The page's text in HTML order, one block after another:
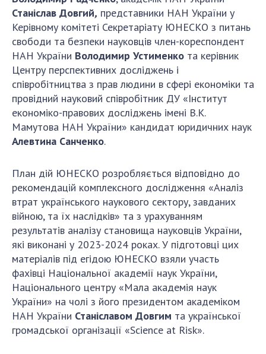
Відкрита наука в НАН України
Підготовка наукових кадрів
Робота з молоддю
МІЖНАРОДНЕ СПІВРОБІТНИЦТВО
Членство в міжнародних організаціях
Міжнародні угоди
Міжнародні програми та конкурси
ДОКУМЕНТИ
Нормативні акти НАН України
Державний бюджет НАН України
Вибори до складу НАН України
Бланки документів
НОВИНИ
ЗАСІДАННЯ ПРЕЗИДІЇ НАН УКРАЇНИ
НАУКОВІ ВИДАННЯ
Станіслав Довгий, представники НАН України у
Керівному комітеті Секретаріату ЮНЕСКО з питань
свободи та безпеки науковців член-кореспондент
НАН України Володимир Устименко та керівник
Центру перспективних досліджень і
співробітництва з прав людини в сфері економіки та
провідний науковий співробітник ДУ «Інститут
економіко-правових досліджень імені В.К.
Мамутова НАН України» кандидат юридичних наук
Алевтина Санченко.
План дій ЮНЕСКО розробляється відповідно до
рекомендацій комплексного дослідження «Аналіз
втрат українського наукового сектору, завданих
війною, та їх наслідків» та з урахуванням
результатів аналізу становища науковців України,
які виконані у 2023-2024 роках. У підготовці цих
матеріалів під егідою ЮНЕСКО взяли участь
фахівці Національної академії наук України,
Національного центру «Мала академія наук
України» на чолі з його президентом академіком
НАН України Станіславом Довгим та української
громадської організації «Science at Risk».